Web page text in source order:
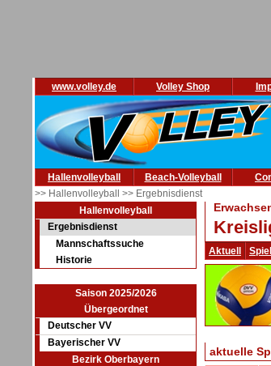
www.volley.de Volley Shop
Hallenvolleyball Beach-Volleyball
>> Hallenvolleyball >> Ergebnisdienst
Hallenvolleyball
Ergebnisdienst
Mannschaftssuche
Historie
Saison 2025/2026
Übergeordnet
Deutscher VV
Bayerischer VV
Bezirk Oberbayern
Aktuell
aktuelle